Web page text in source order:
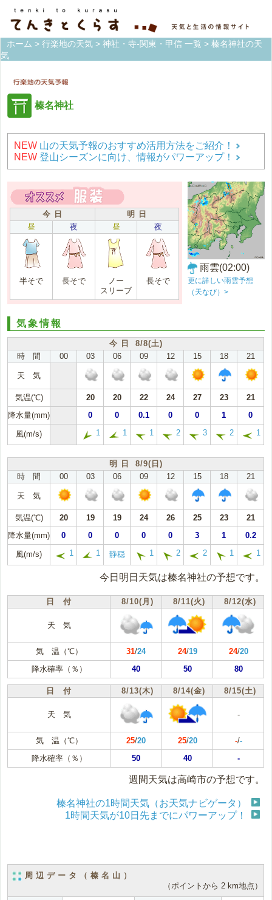
ホーム > 行楽地の天気 > 神社・寺-関東・甲信 一覧 > 榛名神社の天
気
榛名神社
NEW 山の天気予報のおすすめ活用方法をご紹介！
NEW 登山シーズンに向け、情報がパワーアップ！
今 日
明 日
昼
夜 昼 夜
半そで 長そで
ノー
スリーブ
長そで
雨雲(02:00)
更に詳しい雨雲予想
（天なび）>
気象情報
今 日 8/8(土)
時 間
00 03 06 09 12 15 18 21
天 気
気温(℃) 20 20 22 24 27 23
21
降水量(mm)
0 0 0.1 0 0 1 0
風(m/s) 1 1 1 2 3 2 1
明 日 8/9(日)
時 間
00 03 06 09 12 15 18 21
天 気
気温(℃) 20 19 19 24 26 25 23
21
降水量(mm)
0 0 0 0 0 3 1 0.2
風(m/s) 1 1 静穏 1 2 2 1 1
今日明日天気は榛名神社の予想です。
日 付 8/10(月) 8/11(火) 8/12(水)
天 気
気 温（℃） 31/24 24/19 24/20
降水確率（％）
40 50 80
日 付 8/13(木) 8/14(金) 8/15(土)
天 気 -
気 温（℃） 25/20 25/20 -/-
降水確率（％）
50 40 -
週間天気は高崎市の予想です。
榛名神社の1時間天気（お天気ナビゲータ）
1時間天気が10日先までにパワーアップ！
周辺データ（榛名山）
（ポイントから 2 km地点）